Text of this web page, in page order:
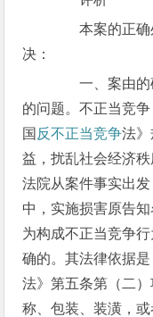
本案的正确
决：
一、案由的
的问题。不正当竞
国 反不正当竞争法
益，扰乱社会经济
法院从案件事实出
中，实施损害原告
为构成不正当竞争
确的。其法律依据
法》第五条第（二
称、包装、装潢，